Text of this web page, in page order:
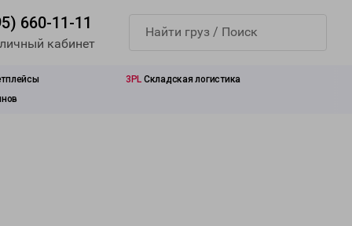
660-11-11
кабинет
3PL Складская логистика